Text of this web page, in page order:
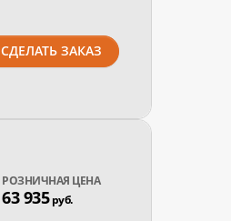
СДЕЛАТЬ ЗАКАЗ
РОЗНИЧНАЯ ЦЕНА
63 935руб.